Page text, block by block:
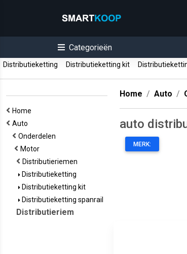
Categorieën
Distributieketting Distributieketting kit
Home
Auto
Onderdelen
Motor
Distributieriemen
Distributieketting
Distributieketting kit
Distributieketting spanrail
Distributieriem
Home Auto
auto
MERK: